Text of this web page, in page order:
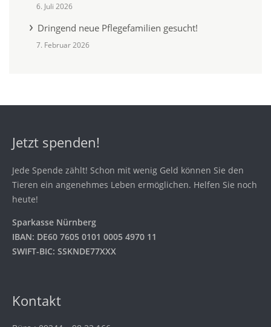
6. Juli 2026
Dringend neue Pflegefamilien gesucht!
7. Februar 2026
Jetzt spenden!
Jede Spende zählt! Schon mit wenig Geld können Sie den
Tieren ein angenehmes Leben ermöglichen. Helfen Sie noch
heute!
Sparkasse Nürnberg
IBAN: DE60 7605 0101 0005 4970 11
SWIFT-BIC: SSKNDE77XXX
Kontakt